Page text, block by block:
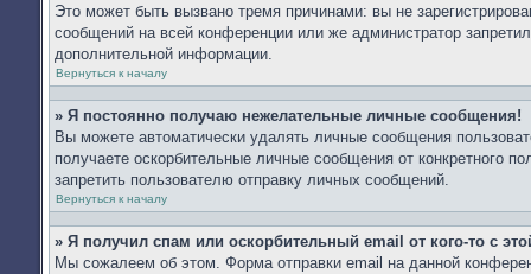
Это может быть вызвано тремя причинами: вы не
сообщений на всей конференции или же администратор
дополнительной информации.
Вернуться к началу
» Я постоянно получаю нежелательные личные сообщения!
Вы можете автоматически удалять личные сообщения
получаете оскорбительные личные сообщения от конкретного
запретить пользователю отправку личных сообщений.
Вернуться к началу
» Я получил спам или оскорбительный email от кого-то с
Мы сожалеем об этом. Форма отправки email на данной